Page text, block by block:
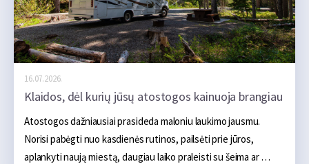
suplanuotą maršrutą.
16.07.2026.
Klaidos, dėl kurių jūsų atostogos kainuoja brangiau
Atostogos dažniausiai prasideda maloniu laukimo jausmu.
Norisi pabėgti nuo kasdienės rutinos, pailsėti prie jūros,
aplankyti naują miestą, daugiau laiko praleisti su šeima ar